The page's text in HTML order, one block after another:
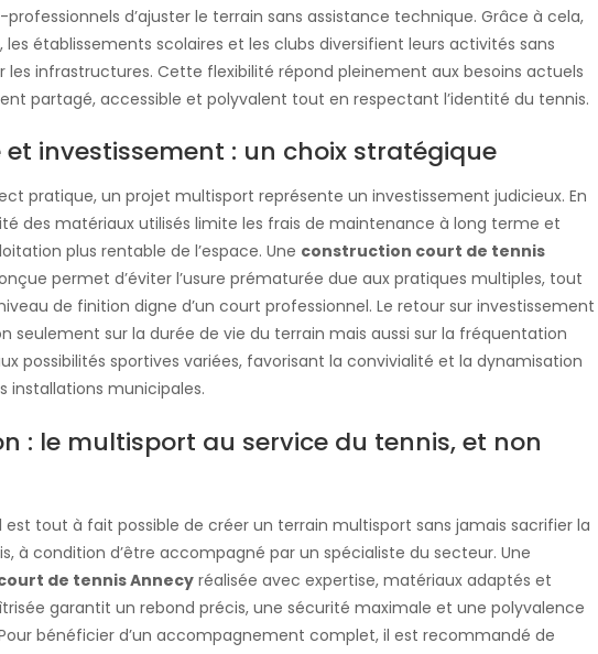
d’ajuster le terrain sans assistance technique. Grâce à cela,
les établissements scolaires et les clubs diversifient leurs activités sans
les infrastructures. Cette flexibilité répond pleinement aux besoins actuels
partagé, accessible et polyvalent tout en respectant l’identité du tennis.
et investissement : un choix stratégique
pratique, un projet multisport représente un investissement judicieux. En
des matériaux utilisés limite les frais de maintenance à long terme et
plus rentable de l’espace. Une construction court de tennis
permet d’éviter l’usure prématurée due aux pratiques multiples, tout
de finition digne d’un court professionnel. Le retour sur investissement
seulement sur la durée de vie du terrain mais aussi sur la fréquentation
possibilités sportives variées, favorisant la convivialité et la dynamisation
installations municipales.
: le multisport au service du tennis, et non
est tout à fait possible de créer un terrain multisport sans jamais sacrifier la
à condition d’être accompagné par un spécialiste du secteur. Une
de tennis Annecy réalisée avec expertise, matériaux adaptés et
garantit un rebond précis, une sécurité maximale et une polyvalence
bénéficier d’un accompagnement complet, il est recommandé de